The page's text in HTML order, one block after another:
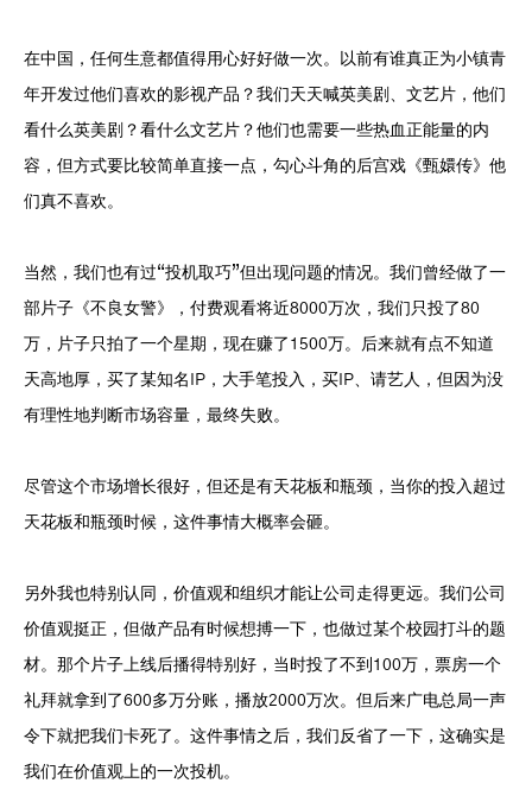
在中国，任何生意都值得用心好好做一次。以前有谁真正为小镇青
年开发过他们喜欢的影视产品？我们天天喊英美剧、文艺片，他们
看什么英美剧？看什么文艺片？他们也需要一些热血正能量的内
容，但方式要比较简单直接一点，勾心斗角的后宫戏《甄嬛传》他
们真不喜欢。
当然，我们也有过“投机取巧”但出现问题的情况。我们曾经做了一
部片子《不良女警》，付费观看将近8000万次，我们只投了80
万，片子只拍了一个星期，现在赚了1500万。后来就有点不知道
天高地厚，买了某知名IP，大手笔投入，买IP、请艺人，但因为没
有理性地判断市场容量，最终失败。
尽管这个市场增长很好，但还是有天花板和瓶颈，当你的投入超过
天花板和瓶颈时候，这件事情大概率会砸。
另外我也特别认同，价值观和组织才能让公司走得更远。我们公司
价值观挺正，但做产品有时候想搏一下，也做过某个校园打斗的题
材。那个片子上线后播得特别好，当时投了不到100万，票房一个
礼拜就拿到了600多万分账，播放2000万次。但后来广电总局一声
令下就把我们卡死了。这件事情之后，我们反省了一下，这确实是
我们在价值观上的一次投机。